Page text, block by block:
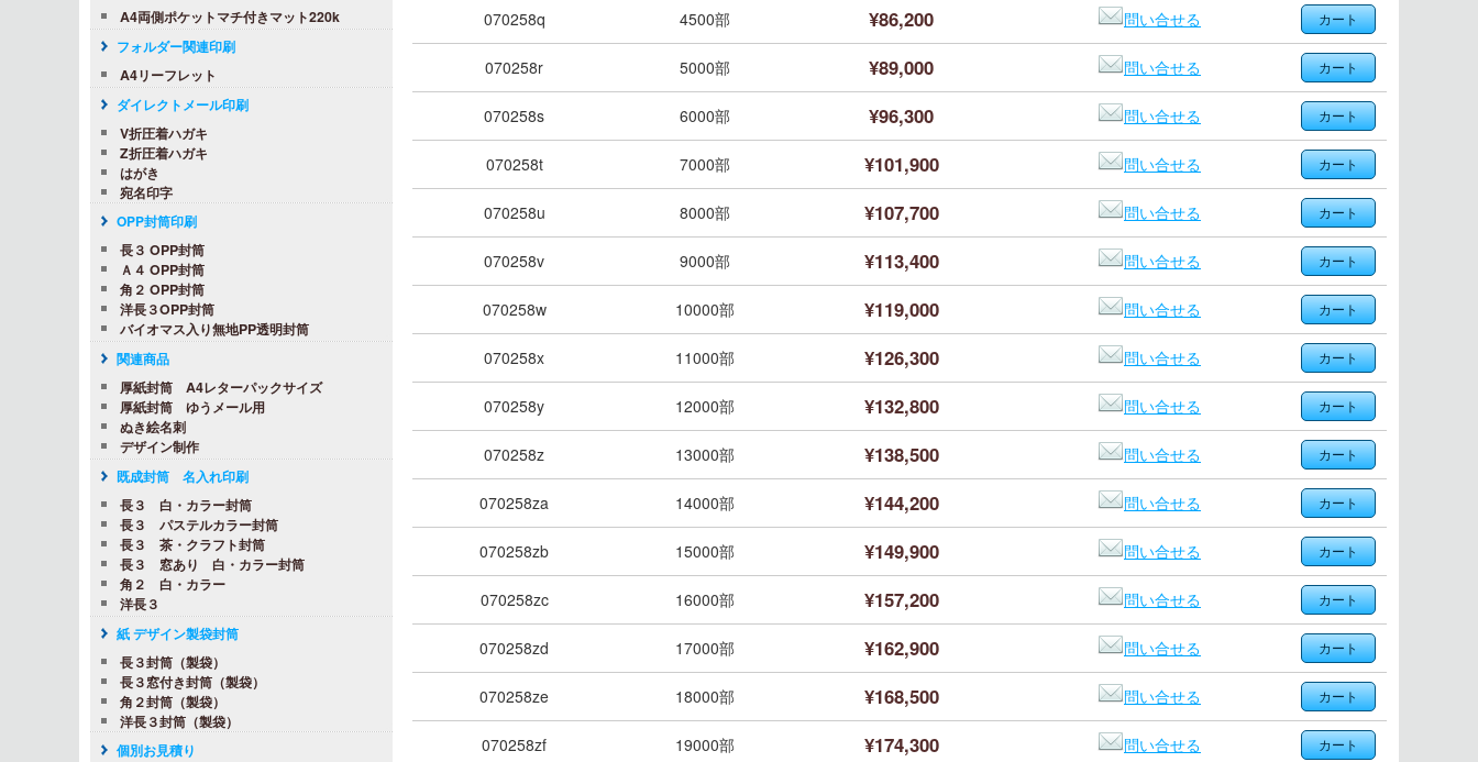
070258q 4500部 ¥86,200 問い合せる
070258r 5000部 ¥89,000 問い合せる
070258s 6000部 ¥96,300 問い合せる
070258t 7000部 ¥101,900 問い合せる
070258u 8000部 ¥107,700 問い合せる
070258v 9000部 ¥113,400 問い合せる
070258w 10000部 ¥119,000 問い合せる
070258x 11000部 ¥126,300 問い合せる
070258y 12000部 ¥132,800 問い合せる
070258z 13000部 ¥138,500 問い合せる
070258za 14000部 ¥144,200 問い合せる
070258zb 15000部 ¥149,900 問い合せる
070258zc 16000部 ¥157,200 問い合せる
070258zd 17000部 ¥162,900 問い合せる
070258ze 18000部 ¥168,500 問い合せる
070258zf 19000部 ¥174,300 問い合せる
A4両側ポケットマチ付きマット220k
フォルダー関連印刷
A4リーフレット
ダイレクトメール印刷
V折圧着ハガキ
Z折圧着ハガキ
はがき
宛名印字
OPP封筒印刷
長３ OPP封筒
Ａ４ OPP封筒
角２ OPP封筒
洋長３OPP封筒
バイオマス入り無地PP透明封筒
関連商品
厚紙封筒 A4レターパックサイズ
厚紙封筒 ゆうメール用
ぬき絵名刺
デザイン制作
既成封筒 名入れ印刷
長３ 白・カラー封筒
長３ パステルカラー封筒
長３ 茶・クラフト封筒
長３ 窓あり 白・カラー封筒
角２ 白・カラー
洋長３
紙 デザイン製袋封筒
長３封筒（製袋）
長３窓付き封筒（製袋）
角２封筒（製袋）
洋長３封筒（製袋）
個別お見積り